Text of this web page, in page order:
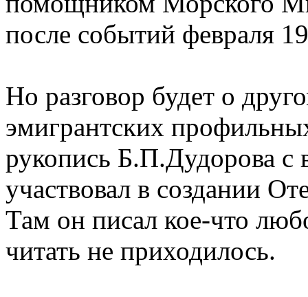
после событий февраля
Но разговор будет о
эмигрантских
рукопись Б.П.Дудорова с
участвовал в создании
Там он писал кое-что
читать не приходилось.